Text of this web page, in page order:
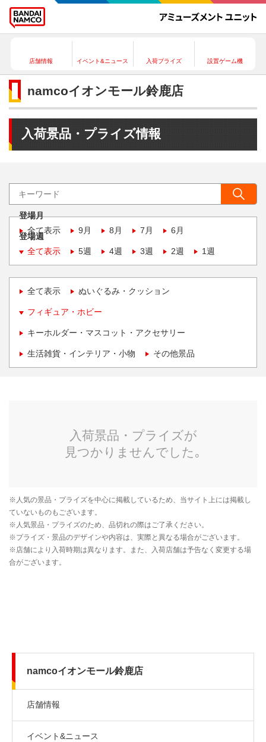
店舗情報 イベント&ニュース 入荷プライズ 設置ゲーム機
namcoイオンモール鈴鹿店
入荷景品・プライズ情報
登場月
全て表示
9月 8月 7月 6月
登場週
全て表示
5週 4週 3週 2週 1週
全て表示 ぬいぐるみ・クッション
フィギュア・ホビー
キーホルダー・マスコット・アクセサリー
生活雑貨・インテリア・小物 その他景品
namcoイオンモール鈴鹿店
店舗情報
イベント&ニュース